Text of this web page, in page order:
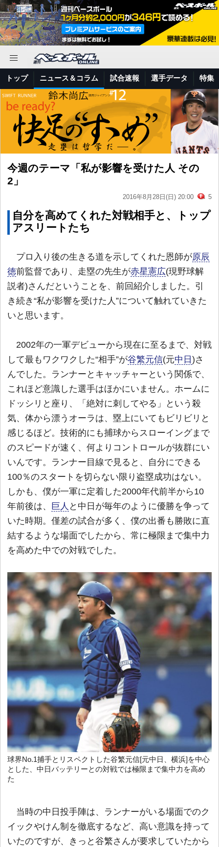
トップ ニュース＆コラム 試合速報 選手データ 特集
今週のテーマ「私が影響を受けた人 その
2」
2016年8月28日(日) 20:00 5
自分を高めてくれた対戦相手と、トップ
アスリートたち
プロ入り後の生きる道を示してくれた恩師が原辰
徳前監督であり、走塁の先生が赤星憲広(現野球解
説者)さんだということを、前回紹介しました。引
き続き“私が影響を受けた人”について触れていきた
いと思います。
2002年の一軍デビューから現在に至るまで、対戦
して最もワクワクした“相手”が谷繁元信(元中日)さ
んでした。ランナーとキャッチャーという関係で、
これほど意識した選手はほかにいません。ホームに
ドッシリと座り、「絶対に刺してやる」という殺
気、体から漂うオーラは、塁上にいてもビリビリと
感じるほど。技術的にも捕球からスローイングまで
のスピードが速く、何よりコントロールが抜群にい
いんです。ランナー目線で見ると、自分にできる
100％のスタートを切らない限り盗塁成功はない。
しかも、僕が一軍に定着した2000年代前半から10
年前後は、 巨人 と中日が毎年のように優勝を争って
いた時期。僅差の試合が多く、僕の出番も勝敗に直
結するような場面でしたから、常に極限まで集中力
を高めた中での対戦でした。
球界No.1捕手とリスペクトした谷繁元信[元中日、横浜]を中心
とした、中日バッテリーとの対戦では極限まで集中力を高め
た
当時の中日投手陣は、ランナーがいる場面でのク
イックやけん制を徹底するなど、高い意識を持って
いたのですが、きっと谷繁さんが要求していたから